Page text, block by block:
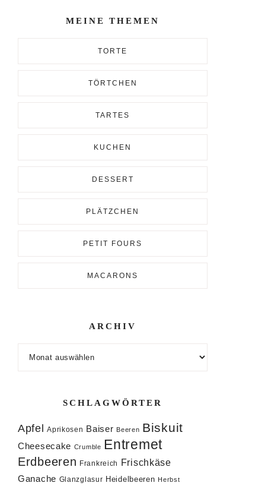
MEINE THEMEN
TORTE
TÖRTCHEN
TARTES
KUCHEN
DESSERT
PLÄTZCHEN
PETIT FOURS
MACARONS
ARCHIV
SCHLAGWÖRTER
Apfel Aprikosen Baiser Beeren Biskuit
Cheesecake Crumble Entremet
Erdbeeren Frankreich Frischkäse
Ganache Glanzglasur Heidelbeeren Herbst